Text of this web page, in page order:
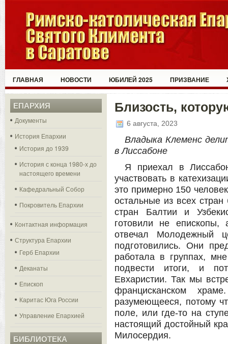
ГЛАВНАЯ НОВОСТИ ЮБИЛЕЙ 2025 ПРИЗВАНИЕ
ЕПАРХИЯ
Документы
История Епархии
История до 1939
История с конца 1980-х до
настоящего времени
Кафедральный Собор
Покровитель Епархии
Контактная информация
Структура Епархии
Герб Епархии
Деканаты
Епископ
Каритас Юга России
Управление Епархией
БИБЛИОТЕКА
Близость,
6 августа, 2023
Владыка Клеменс
в Лиссабоне
Я приехал в
участвовать в
это примерно 150
остальные из всех
стран Балтии и
готовили не епископы,
отвечал Молодежный
подготовились. Они
работала в группах,
подвести итоги, и
Евхаристии. Так мы
францисканском
разумеющееся, потому
поле, или где-то на
настоящий достойный
Милосердия.